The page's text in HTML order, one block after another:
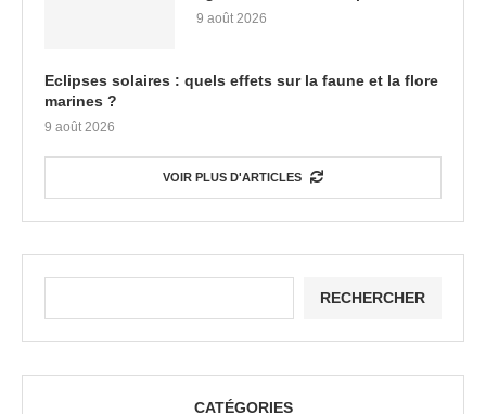
9 août 2026
Eclipses solaires : quels effets sur la faune et la flore
marines ?
9 août 2026
VOIR PLUS D'ARTICLES
RECHERCHER
CATÉGORIES